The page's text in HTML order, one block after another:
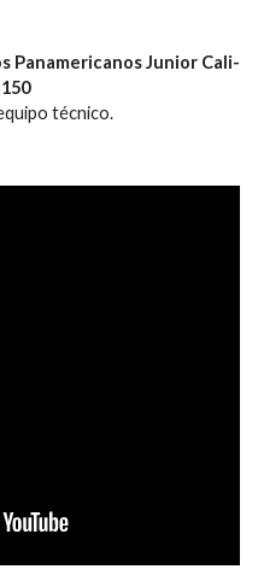
Panamericanos Junior Cali-
150
técnico.